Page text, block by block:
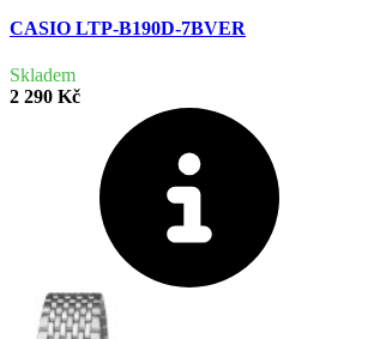
CASIO LTP-B190D-7BVER
Skladem
2 290 Kč